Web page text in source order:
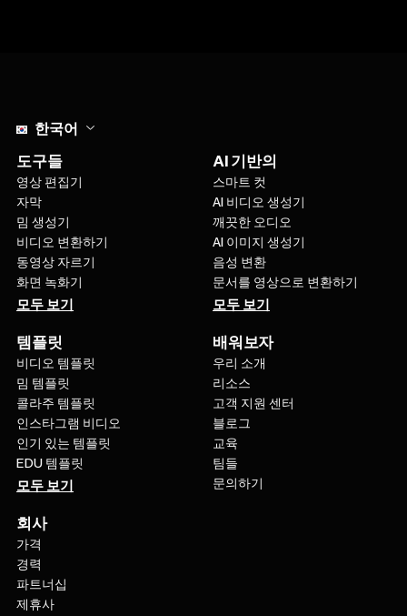
한국어
도구들
영상 편집기
자막
밈 생성기
비디오 변환하기
동영상 자르기
화면 녹화기
모두 보기
AI 기반의
스마트 컷
AI 비디오 생성기
깨끗한 오디오
AI 이미지 생성기
음성 변환
문서를 영상으로 변환하기
모두 보기
템플릿
비디오 템플릿
밈 템플릿
콜라주 템플릿
인스타그램 비디오
인기 있는 템플릿
EDU 템플릿
모두 보기
배워보자
우리 소개
리소스
고객 지원 센터
블로그
교육
팀들
문의하기
회사
가격
경력
파트너십
제휴사